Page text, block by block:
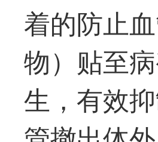
着的防止
物）贴至
生，有效